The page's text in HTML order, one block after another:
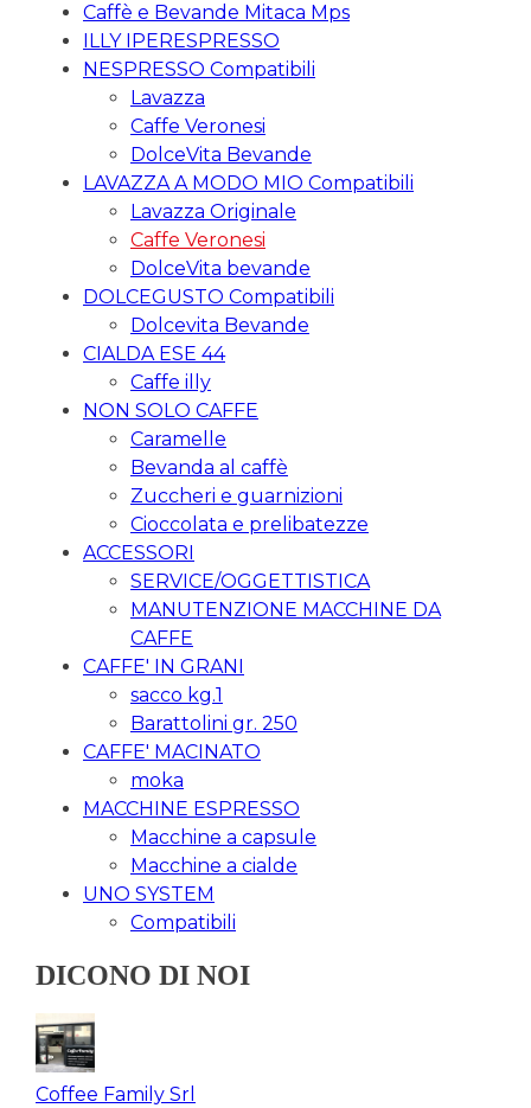
Caffè e Bevande Mitaca Mps
ILLY IPERESPRESSO
NESPRESSO Compatibili
Lavazza
Caffe Veronesi
DolceVita Bevande
LAVAZZA A MODO MIO Compatibili
Lavazza Originale
Caffe Veronesi
DolceVita bevande
DOLCEGUSTO Compatibili
Dolcevita Bevande
CIALDA ESE 44
Caffe illy
NON SOLO CAFFE
Caramelle
Bevanda al caffè
Zuccheri e guarnizioni
Cioccolata e prelibatezze
ACCESSORI
SERVICE/OGGETTISTICA
MANUTENZIONE MACCHINE DA
CAFFE
CAFFE' IN GRANI
sacco kg.1
Barattolini gr. 250
CAFFE' MACINATO
moka
MACCHINE ESPRESSO
Macchine a capsule
Macchine a cialde
UNO SYSTEM
Compatibili
DICONO DI NOI
Coffee Family Srl